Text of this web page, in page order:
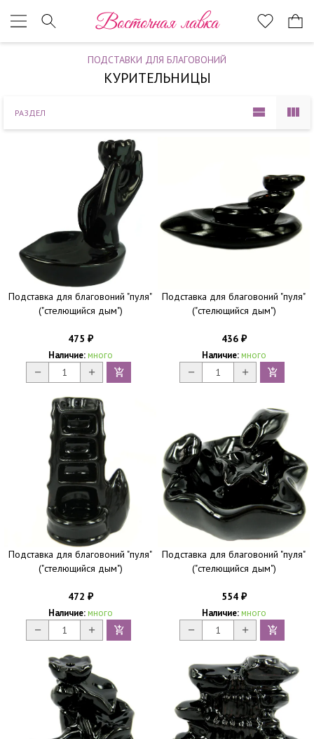
Восточная лавка
ПОДСТАВКИ ДЛЯ БЛАГОВОНИЙ
КУРИТЕЛЬНИЦЫ
РАЗДЕЛ
Подставка для благовоний "пуля"
("стелющийся дым")
475 ₽
Наличие: много
Подставка для благовоний "пуля"
("стелющийся дым")
436 ₽
Наличие: много
Подставка для благовоний "пуля"
("стелющийся дым")
472 ₽
Наличие: много
Подставка для благовоний "пуля"
("стелющийся дым")
554 ₽
Наличие: много